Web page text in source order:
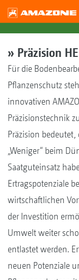
» Präzision
Für die
Pflanzenschutz
innovativen
Präzisionstechnik
Präzision bedeutet,
„Weniger“ beim
Saatguteinsatz
Ertragspotenziale
wirtschaftlichen
der Investition
Umwelt weiter
entlastet werden.
neuen Potenziale